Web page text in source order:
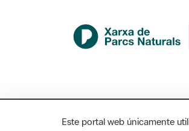
Este portal web únicamente